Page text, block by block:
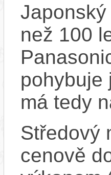
než 100
pohybuje
má tedy
Středový
cenově